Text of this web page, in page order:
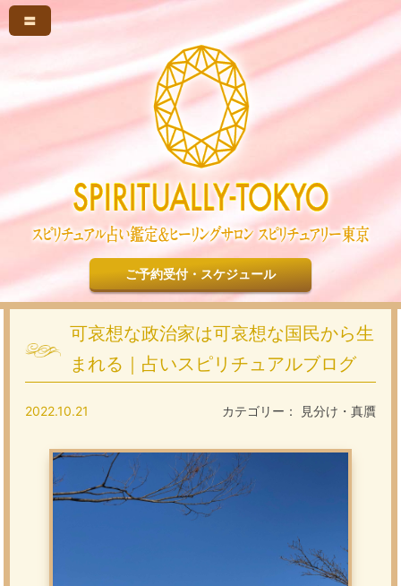
〓
ご予約受付・スケジュール
可哀想な政治家は可哀想な国民から生
まれる｜占いスピリチュアルブログ
カテゴリー： 見分け・真贋
2022.10.21